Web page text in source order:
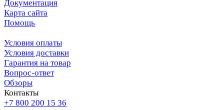
Документация
Карта сайта
Помощь
Условия оплаты
Условия доставки
Гарантия на товар
Вопрос-ответ
Обзоры
Контакты
+7 800 200 15 36